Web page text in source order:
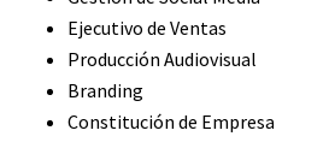
Ejecutivo de Ventas
Producción Audiovisual
Branding
Constitución de Empresa